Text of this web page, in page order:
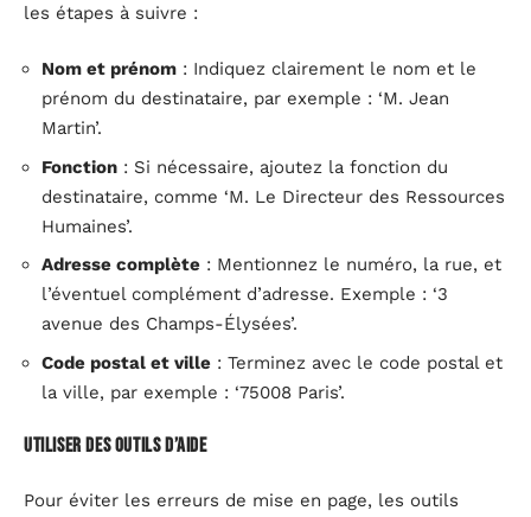
les étapes à suivre :
Nom et prénom : Indiquez clairement le nom et le
prénom du destinataire, par exemple : ‘M. Jean
Martin’.
Fonction : Si nécessaire, ajoutez la fonction du
destinataire, comme ‘M. Le Directeur des Ressources
Humaines’.
Adresse complète : Mentionnez le numéro, la rue, et
l’éventuel complément d’adresse. Exemple : ‘3
avenue des Champs-Élysées’.
Code postal et ville : Terminez avec le code postal et
la ville, par exemple : ‘75008 Paris’.
Utiliser des outils d’aide
Pour éviter les erreurs de mise en page, les outils